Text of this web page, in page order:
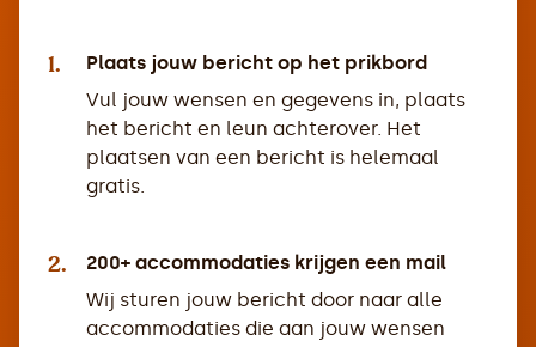
1.
Plaats jouw bericht op het prikbord
Vul jouw wensen en gegevens in, plaats
het bericht en leun achterover. Het
plaatsen van een bericht is helemaal
gratis.
2.
200+ accommodaties krijgen een mail
Wij sturen jouw bericht door naar alle
accommodaties die aan jouw wensen